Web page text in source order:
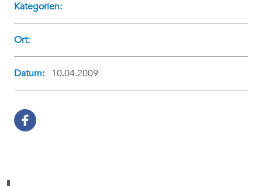
Kategorien:
Ort:
Datum: 10.04.2009